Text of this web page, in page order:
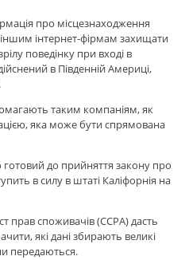
про місцезнаходження
інтернет-фірмам захищати
поведінку при вході в
в Південній Америці,
таким компаніям, як
яка може бути спрямована
до прийняття закону про
в силу в штаті Каліфорнія на
прав споживачів (CCPA) дасть
які дані збирають великі
передаються.